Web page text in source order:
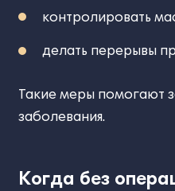
контролировать
делать перерывы
Такие меры помогают
заболевания.
Когда без